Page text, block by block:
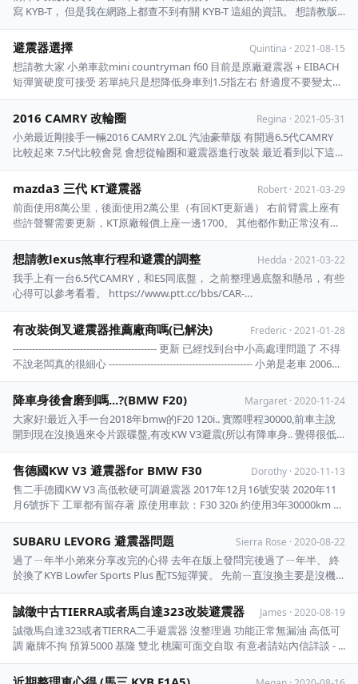
寫 KYB-T， 但是我在網路上都查不到有關 KYB-T 這組的資訊。 想請教版
上的高手們，能否幫我解答一下這組避震的性能如何?
避震器選擇 Quintina · 2021-08-15
想請教大家 小弟車款mini countryman f60 目前是原廠避震器＋EIBACH
短彈簧硬度可接受 若單純只是想降低身車到1.5指左右 舒適度不要變太硬
的話（後座有嬰兒） 有哪些避震器是推薦的呢 目前屬意的這幾款,不知道
有無使用心得或推薦的其他品牌呢？ 1.st-x（僅能調整高低） 2 ...
2016 CAMRY 改輪圈 Regina · 2021-05-31
小弟最近剛接手一輛2016 CAMRY 2.0L 汽油豪華版 有開過6.5代CAMRY
比較起來 7.5代比較會晃 會想從輪圈和避震器進行改裝 最近看到以下這顆
18吋輪圈要賣(示意圖) https://imgur.com/IKAAYaO 235/45R18 小弟覺得
將現在16吋的圈換成上面的大圈 ...
mazda3 三代 KT避震器 Robert · 2021-03-29
前面使用8萬公里，後面使用2萬公里（有回KT更新過） 右前臂震上座有
些許聲響需要更新，KT原廠報價上座一邊1700。 其他都作動正常沒有漏
油 後面有回KT更新過桶身，更新後使用2萬公里 整組賣5000，使用里程
與需整理部分反應在價格上 台中/台南可以面交，為了避免有爭議，只限
面交，確認東西沒有疑慮再帶回去 ...
想請教lexus煞車行程和避震的調整 Hedda · 2021-03-22
我手上有一台6.5代CAMRY，和ES同底盤， 之前整理過底盤和懸吊，有些
心得可以參考看看。 https://www.ptt.cc/bbs/CAR-
TUNING/M.1560443638.A.A4C.html https://www.ptt.cc/bbs/CAR-
TUNING/M.1565110939.A.0 ...
有改裝倒叉避震器推薦廠商嗎(已解決) Frederic · 2021-01-28
--------------------------------------------- 更新 已經找到台中小高處理問題了 不得
不說老闆真的很細心 --------------------------------------------- 小弟是老車 2006
Tucson 已經改裝倒叉避震器(團購請廠 ...
降車身後會磨到嗎...?(BMW F20) Margaret · 2020-11-24
大家好!最近入手一台2018年bmw的F20 120i.. 實際哩程30000,前車主說
開到現在沒換過來令片跟碟盤,有改KW V3避震(所以有降車身.. 覺得很低
但很好看,感覺一指都不到,前車主說這已經是V3最高的了,要再高要用什麼
東西 墊上去之類的) 最近有發現在很低速時,外面有聽到金屬磨擦的嘶嘶聲
...
售德國KW V3 避震器for BMW F30 Dorothy · 2020-11-13
售二手德國KW V3 高低軟硬可調避震器 2017年12月16號安裝 2020年11
月6號拆下 工單都有留存著 原使用車款：F30 320i 約使用3年30000km 商
品在高雄，使用正常無漏油 售價:35000 意者站內信 或+line Id：
shishuan - ...
SUBARU LEVORG 避震器問題 Sierra Rose · 2020-08-22
過了ㄧ年半小弟來分享改完的心得 去年在版上發問完後過了ㄧ年半、 終
於換了KYB Lowfer Sports Plus 配TS短彈簧。 先前ㄧ直沒換主要是沒機
會試乘避震器、 怕改了不是我要的、 這台車重要都是我太太在使用 以及
假日全家出遊使用、 所以更換避震器的主要訴求就是提升舒適度， 所以
ㄧ直怕改了會很硬， ...
誠徵中古TIERRA或者馬自達323改裝避震器 James · 2020-08-19
誠徵馬自達323或者TIERRA二手避震器 沒整理過 功能正常無漏油 高低可
調 廠牌不拘 預算5000 基隆 雙北 桃園可面交自取 有意者請站內信詳談 - ...